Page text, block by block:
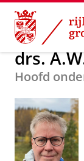
Skip
Content
Skip
Navigation
Over ons
drs.
Hoofd